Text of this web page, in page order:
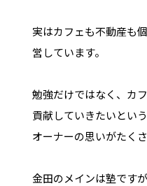
実はカフェも不動産も
営しています。
勉強だけではなく、カ
貢献していきたいという
オーナーの思いがたく
金田のメインは塾です